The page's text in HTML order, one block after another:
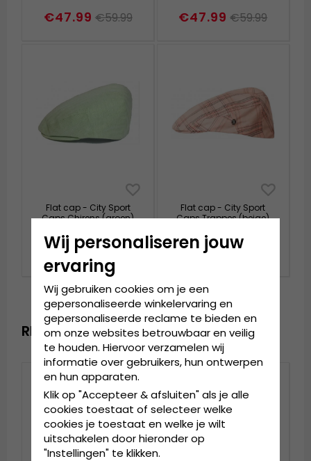
€47.99 €59.99 €47.99 €59.99
Flat cap - City Sport
Caps Chirens (groen)
€47.99 €59.99
Flat cap - City Sport
Caps Trappes (beige)
€47.99 €59.99
RECENTELIJK BEKEKEN
Wij personaliseren jouw
ervaring
Wij gebruiken cookies om je een
gepersonaliseerde winkelervaring en
gepersonaliseerde reclame te bieden en
om onze websites betrouwbaar en veilig
te houden. Hiervoor verzamelen wij
informatie over gebruikers, hun ontwerpen
en hun apparaten.
Klik op "Accepteer & afsluiten" als je alle
cookies toestaat of selecteer welke
cookies je toestaat en welke je wilt
uitschakelen door hieronder op
"Instellingen" te klikken.